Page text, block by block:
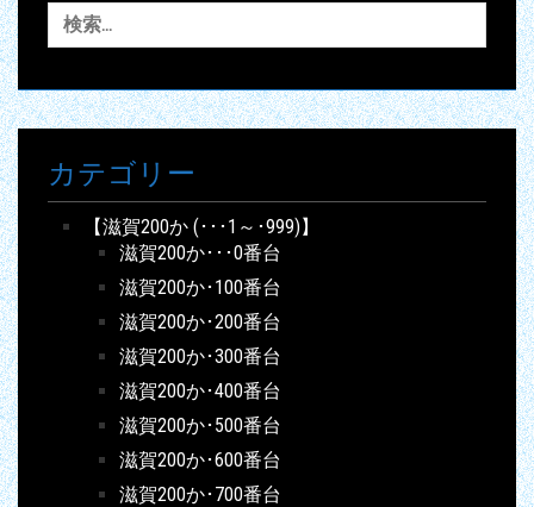
検
索:
カテゴリー
【滋賀200か (･･･1～･999)】
滋賀200か･･･0番台
滋賀200か･100番台
滋賀200か･200番台
滋賀200か･300番台
滋賀200か･400番台
滋賀200か･500番台
滋賀200か･600番台
滋賀200か･700番台